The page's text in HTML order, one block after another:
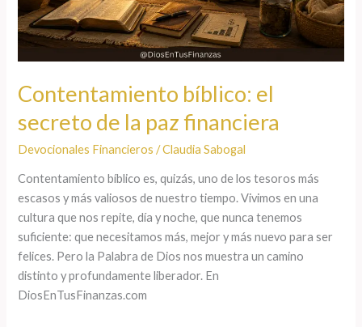
Contentamiento bíblico: el
secreto de la paz financiera
Devocionales Financieros /Claudia Sabogal
Contentamiento bíblico es, quizás, uno de los tesoros más
escasos y más valiosos de nuestro tiempo. Vivimos en una
cultura que nos repite, día y noche, que nunca tenemos
suficiente: que necesitamos más, mejor y más nuevo para ser
felices. Pero la Palabra de Dios nos muestra un camino
distinto y profundamente liberador. En
DiosEnTusFinanzas.com
paz
financiera